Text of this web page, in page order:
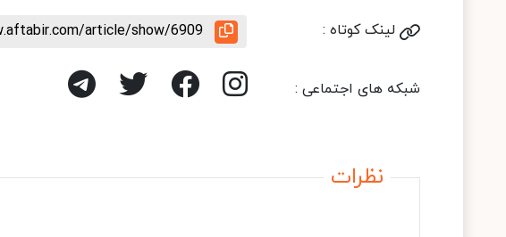
لینک کوتاه : article/show/6909
شبکه های اجتماعی :
نظرات